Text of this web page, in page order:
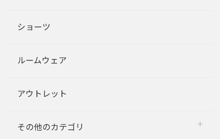
ショーツ
ルームウェア
アウトレット
その他のカテゴリ